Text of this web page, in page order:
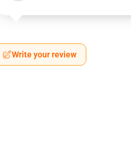
Write your review